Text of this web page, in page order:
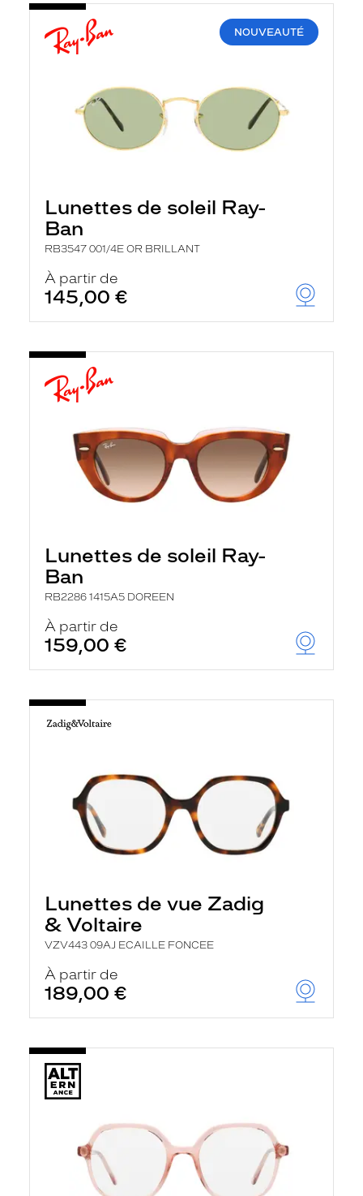
NOUVEAUTÉ
Lunettes de soleil Ray-
Ban
RB3547 001/4E OR BRILLANT
À partir de
145,00 €
Lunettes de soleil Ray-
Ban
RB2286 1415A5 DOREEN
À partir de
159,00 €
Lunettes de vue Zadig
& Voltaire
VZV443 09AJ ECAILLE FONCEE
À partir de
189,00 €